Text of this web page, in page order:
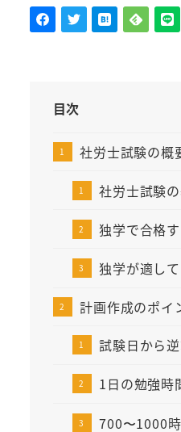
目次
社労士試験の概
社労士試験
独学で合格
独学が適し
計画作成のポイ
試験日から
1日の勉強時
700〜1000